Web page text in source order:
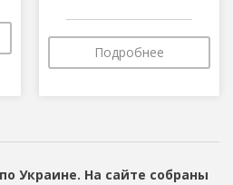
Подробнее
Украине. На сайте собраны